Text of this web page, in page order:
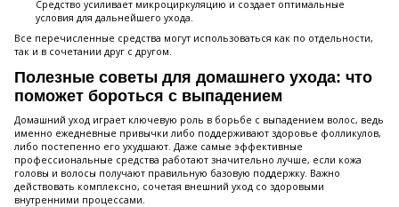
Средство усиливает микроциркуляцию и создает оптимальные
условия для дальнейшего ухода.
Все перечисленные средства могут использоваться как по отдельности,
так и в сочетании друг с другом.
Полезные советы для домашнего ухода: что
поможет бороться с выпадением
Домашний уход играет ключевую роль в борьбе с выпадением волос, ведь
именно ежедневные привычки либо поддерживают здоровье фолликулов,
либо постепенно его ухудшают. Даже самые эффективные
профессиональные средства работают значительно лучше, если кожа
головы и волосы получают правильную базовую поддержку. Важно
действовать комплексно, сочетая внешний уход со здоровыми
внутренними процессами.